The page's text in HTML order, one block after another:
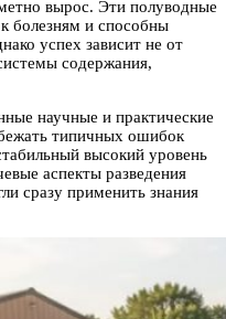
вырос. Эти полуводные
болезням и способны
успех зависит не от
содержания,
научные и практические
типичных ошибок
высокий уровень
аспекты разведения
сразу применить знания